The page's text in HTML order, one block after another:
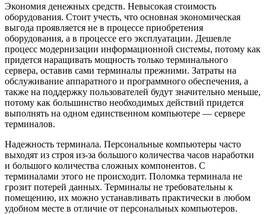
Экономия денежных средств. Невысокая стоимость
оборудования. Стоит учесть, что основная экономическая
выгода проявляется не в процессе приобретения
оборудования, а в процессе его эксплуатации. Дешевле
процесс модернизации информационной системы, потому как
придется наращивать мощность только терминального
сервера, оставив сами терминалы прежними. Затраты на
обслуживание аппаратного и программного обеспечения, а
также на поддержку пользователей будут значительно меньше,
потому как большинство необходимых действий придется
выполнять на одном единственном компьютере — сервере
терминалов.
Надежность терминала. Персональные компьютеры часто
выходят из строя из-за большого количества часов наработки
и большого количества сложных компонентов. С
терминалами этого не происходит. Поломка терминала не
грозит потерей данных. Терминалы не требовательны к
помещению, их можно устанавливать практически в любом
удобном месте в отличие от персональных компьютеров.